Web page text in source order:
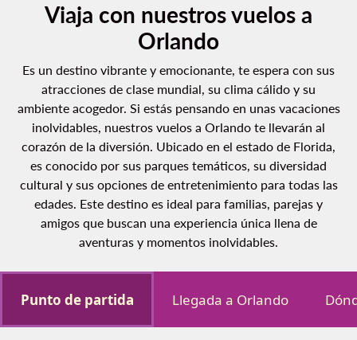
Viaja con nuestros vuelos a
Orlando
Es un destino vibrante y emocionante, te espera con sus
atracciones de clase mundial, su clima cálido y su
ambiente acogedor. Si estás pensando en unas vacaciones
inolvidables, nuestros vuelos a Orlando te llevarán al
corazón de la diversión. Ubicado en el estado de Florida,
es conocido por sus parques temáticos, su diversidad
cultural y sus opciones de entretenimiento para todas las
edades. Este destino es ideal para familias, parejas y
amigos que buscan una experiencia única llena de
aventuras y momentos inolvidables.
Punto de partida Llegada a Orlando